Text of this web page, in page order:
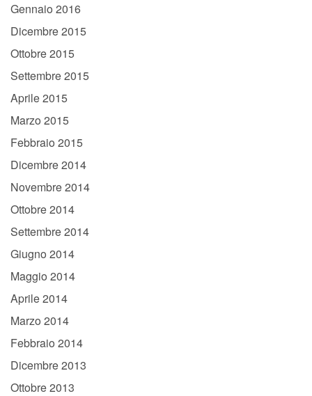
Gennaio 2016
Dicembre 2015
Ottobre 2015
Settembre 2015
Aprile 2015
Marzo 2015
Febbraio 2015
Dicembre 2014
Novembre 2014
Ottobre 2014
Settembre 2014
Giugno 2014
Maggio 2014
Aprile 2014
Marzo 2014
Febbraio 2014
Dicembre 2013
Ottobre 2013